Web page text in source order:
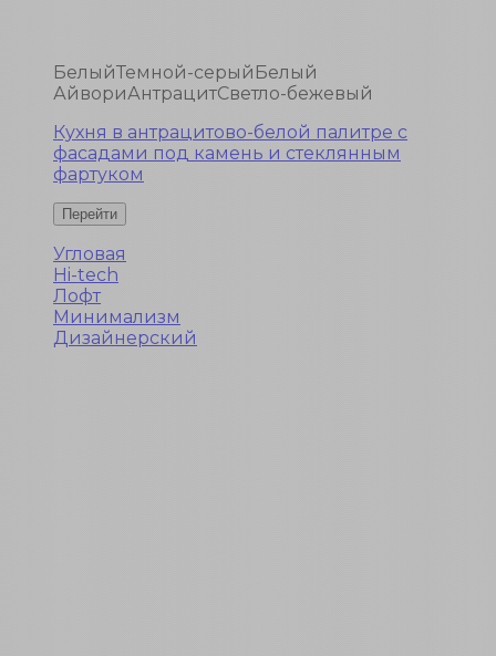
БелыйТемной-серый Белый
АйвориАнтрацитСветло-бежевый
Кухня в антрацитово-белой палитре с
фасадами под камень и стеклянным
фартуком
Угловая
Hi-tech
Лофт
Минимализм
Дизайнерский